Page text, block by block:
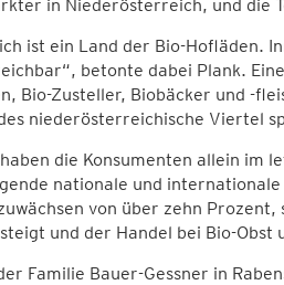
in Niederösterreich, und die
ist ein Land der Bio-Hofläden.
betonte dabei Plank.
Bio-Zusteller, Biobäcker und -
niederösterreichische Viertel
die Konsumenten allein im
nationale und
von über zehn
und der Handel bei Bio-
Familie Bauer-Gessner in